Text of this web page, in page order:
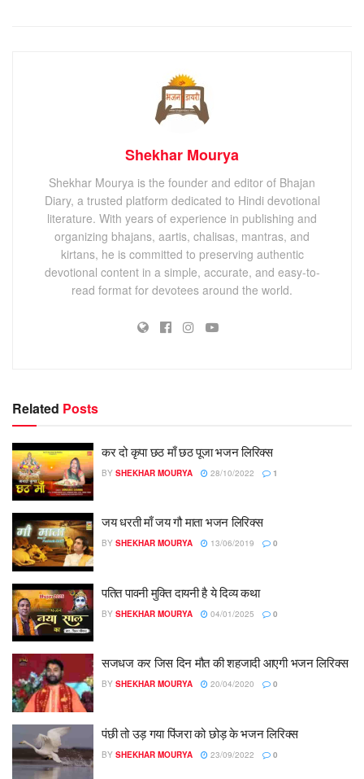
Shekhar Mourya
Shekhar Mourya is the founder and editor of Bhajan
Diary, a trusted platform dedicated to Hindi devotional
literature. With years of experience in publishing and
organizing bhajans, aartis, chalisas, mantras, and
kirtans, he is committed to preserving authentic
devotional content in a simple, accurate, and easy-to-
read format for devotees around the world.
Related Posts
कर दो कृपा छठ माँ छठ पूजा भजन लिरिक्स
BY SHEKHAR MOURYA 28/10/2022 1
जय धरती माँ जय गौ माता भजन लिरिक्स
BY SHEKHAR MOURYA 13/06/2019 0
पतित पावनी मुक्ति दायनी है ये दिव्य कथा
BY SHEKHAR MOURYA 04/01/2025 0
सजधज कर जिस दिन मौत की शहजादी आएगी भजन लिरिक्स
BY SHEKHAR MOURYA 20/04/2020 0
पंछी तो उड़ गया पिंजरा को छोड़ के भजन लिरिक्स
BY SHEKHAR MOURYA 23/09/2022 0